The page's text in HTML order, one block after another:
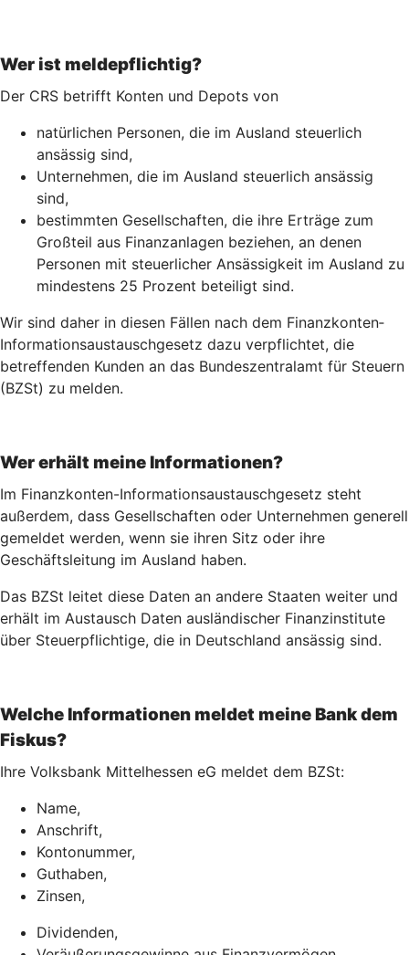
Wer ist meldepflichtig?
Der CRS betrifft Konten und Depots von
natürlichen Personen, die im Ausland steuerlich
ansässig sind,
Unternehmen, die im Ausland steuerlich ansässig
sind,
bestimmten Gesellschaften, die ihre Erträge zum
Großteil aus Finanzanlagen beziehen, an denen
Personen mit steuerlicher Ansässigkeit im Ausland zu
mindestens 25 Prozent beteiligt sind.
Wir sind daher in diesen Fällen nach dem Finanz­konten­
Informations­austausch­gesetz dazu verpflichtet, die
betreffenden Kunden an das Bundeszentralamt für Steuern
(BZSt) zu melden.
Wer erhält meine Informationen?
Im Finanzkonten-Informationsaustauschgesetz steht
außerdem, dass Gesellschaften oder Unternehmen generell
gemeldet werden, wenn sie ihren Sitz oder ihre
Geschäftsleitung im Ausland haben.
Das BZSt leitet diese Daten an andere Staaten weiter und
erhält im Austausch Daten ausländischer Finanzinstitute
über Steuerpflichtige, die in Deutschland ansässig sind.
Welche Informationen meldet meine Bank dem
Fiskus?
Ihre Volksbank Mittelhessen eG meldet dem BZSt:
Name,
Anschrift,
Kontonummer,
Guthaben,
Zinsen,
Dividenden,